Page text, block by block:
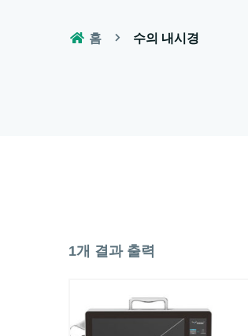
홈 수의 내시경
1개 결과 출력